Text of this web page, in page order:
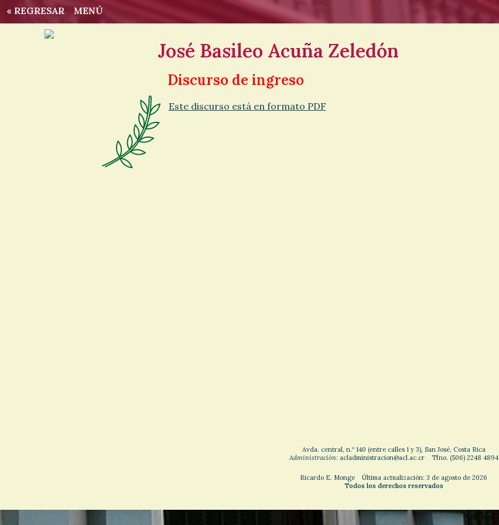
« REGRESAR MENÚ
José Basileo Acuña Zeledón
Discurso de ingreso
Este discurso está en formato PDF
Avda. central, n.º 140 (entre calles 1 y 3), San José, Costa Rica
Administración: acladministracion@acl.ac.cr Tfno. (506) 2248 4894
Ricardo E. Monge Última actualización: 3 de agosto de 2026
Todos los derechos reservados